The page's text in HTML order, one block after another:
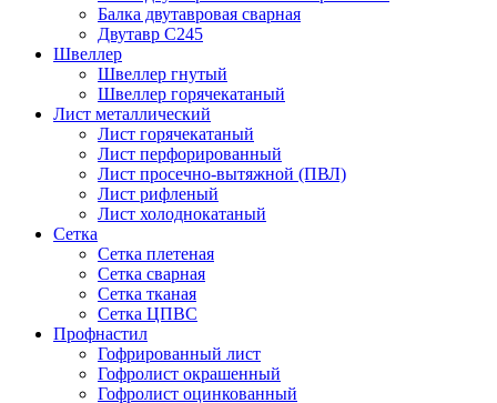
Балка двутавровая сварная
Двутавр С245
Швеллер
Швеллер гнутый
Швеллер горячекатаный
Лист металлический
Лист горячекатаный
Лист перфорированный
Лист просечно-вытяжной (ПВЛ)
Лист рифленый
Лист холоднокатаный
Сетка
Сетка плетеная
Сетка сварная
Сетка тканая
Сетка ЦПВС
Профнастил
Гофрированный лист
Гофролист окрашенный
Гофролист оцинкованный